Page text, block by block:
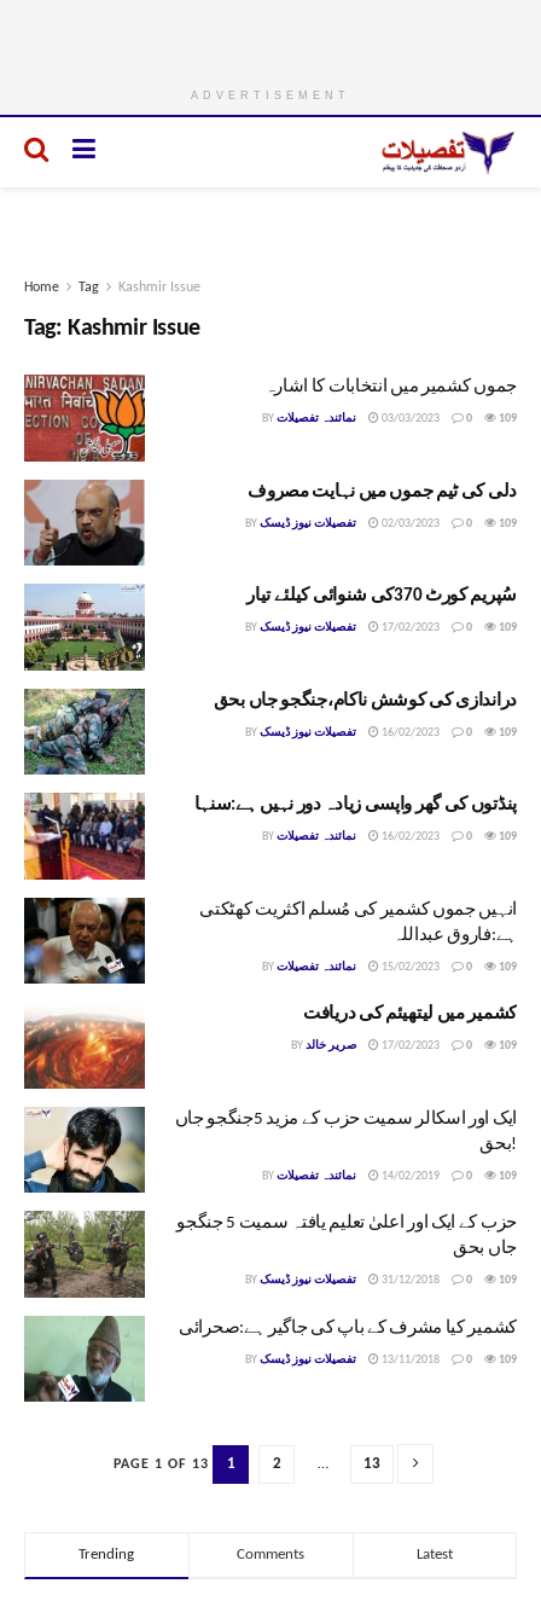
ADVERTISEMENT
Home Tag Kashmir Issue
Tag: Kashmir Issue
جموں کشمیر میں انتخابات کا اشارہ
BYنمائندہ تفصیلات 03/03/2023 0 109
دلی کی ٹیم جموں میں نہایت مصروف
BYتفصیلات نیوز ڈیسک 02/03/2023 0 109
سُپریم کورٹ 370کی شنوائی کیلئے تیار
BYتفصیلات نیوز ڈیسک 17/02/2023 0 109
دراندازی کی کوشش ناکام،جنگجو جاں بحق
BYتفصیلات نیوز ڈیسک 16/02/2023 0 109
پنڈتوں کی گھر واپسی زیادہ دور نہیں ہے:سنہا
BYنمائندہ تفصیلات 16/02/2023 0 109
انہیں جموں کشمیر کی مُسلم اکثریت کھٹکتی
ہے:فاروق عبداللہ
BYنمائندہ تفصیلات 15/02/2023 0 109
کشمیر میں لیتھیئم کی دریافت
BYصریر خالد 17/02/2023 0 109
ایک اور اسکالر سمیت حزب کے مزید 5جنگجو جاں
بحق!
BYنمائندہ تفصیلات 14/02/2019 0 109
حزب کے ایک اور اعلیٰ تعلیم یافتہ سمیت 5 جنگجو
جاں بحق
BYتفصیلات نیوز ڈیسک 31/12/2018 0 109
کشمیر کیا مشرف کے باپ کی جاگیر ہے:صحرائی
BYتفصیلات نیوز ڈیسک 13/11/2018 0 109
PAGE 1 OF 13 1 2 … 13
Trending Comments Latest